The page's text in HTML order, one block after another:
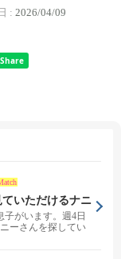
: 2026/04/09
いただけるナニ
子がいます。週4日
ーさんを探してい